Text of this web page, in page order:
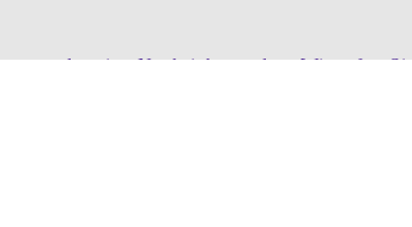
oder eine Nachricht senden. Wir rufen